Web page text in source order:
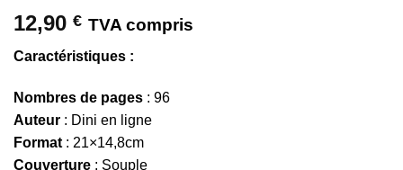
12,90 € TVA compris
Caractéristiques :
Nombres de pages : 96
Auteur : Dini en ligne
Format : 21×14,8cm
Couverture : Souple